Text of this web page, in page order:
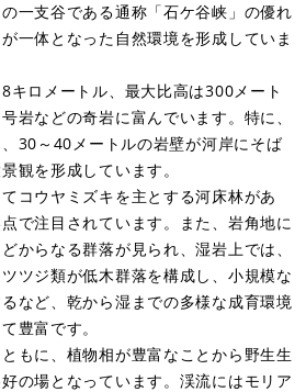
一支谷である通称「石ケ谷峡」の優れ
一体となった自然環境を形成していま
キロメートル、最大比高は300メート
岩などの奇岩に富んでいます。特に、
30～40メートルの岩壁が河岸にそば
観を形成しています。
コウヤミズキを主とする河床林があ
で注目されています。また、岩角地に
からなる群落が見られ、湿岩上では、
ツジ類が低木群落を構成し、小規模な
など、乾から湿までの多様な成育環境
豊富です。
もに、植物相が豊富なことから野生生
の場となっています。渓流にはモリア